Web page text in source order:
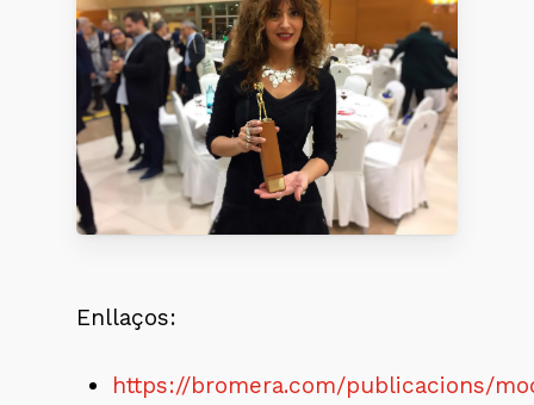
Enllaços:
https://bromera.com/publicacions/